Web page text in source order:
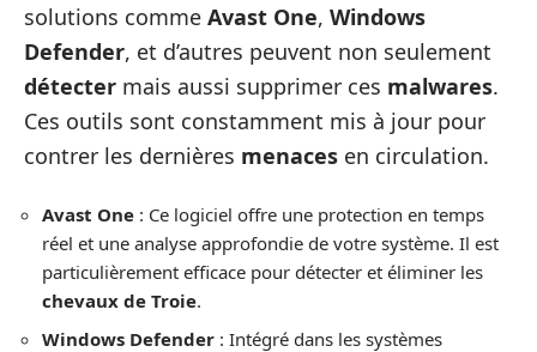
solutions comme Avast One, Windows
Defender, et d’autres peuvent non seulement
détecter mais aussi supprimer ces malwares.
Ces outils sont constamment mis à jour pour
contrer les dernières menaces en circulation.
Avast One : Ce logiciel offre une protection en temps
réel et une analyse approfondie de votre système. Il est
particulièrement efficace pour détecter et éliminer les
chevaux de Troie.
Windows Defender : Intégré dans les systèmes